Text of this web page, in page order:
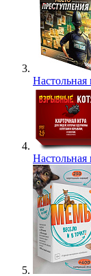
Настольная
Настольная